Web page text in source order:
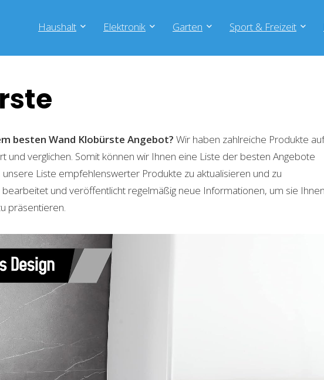
Haushalt Elektronik Garten Sport & Freizeit
besten Wand Klobürste Angebot? Wir haben zahlreiche Produkte auf
und verglichen. Somit können wir Ihnen eine Liste der besten Angebote
Liste empfehlenswerter Produkte zu aktualisieren und zu
und veröffentlicht regelmäßig neue Informationen, um sie Ihnen
präsentieren.